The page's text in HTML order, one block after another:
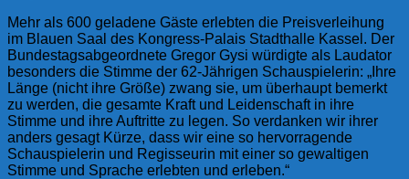
Mehr als 600 geladene Gäste erlebten die Preisverleihung
im Blauen Saal des Kongress-Palais Stadthalle Kassel. Der
Bundestagsabgeordnete Gregor Gysi würdigte als Laudator
besonders die Stimme der 62-Jährigen Schauspielerin: „Ihre
Länge (nicht ihre Größe) zwang sie, um überhaupt bemerkt
zu werden, die gesamte Kraft und Leidenschaft in ihre
Stimme und ihre Auftritte zu legen. So verdanken wir ihrer
anders gesagt Kürze, dass wir eine so hervorragende
Schauspielerin und Regisseurin mit einer so gewaltigen
Stimme und Sprache erlebten und erleben.“